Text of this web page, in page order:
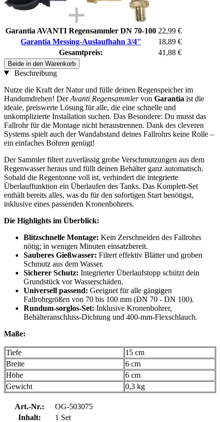
Garantia AVANTI Regensammler DN 70-100 22,99 €
Garantia Messing-Auslaufhahn 3/4''
18,89 €
Gesamtpreis:
41,88 €
Beide in den Warenkorb
Beschreibung
Nutze die Kraft der Natur und fülle deinen Regenspeicher im
Handumdrehen! DerAvanti Regensammlervon Garantia ist die
ideale, preiswerte Lösung für alle, die eine schnelle und
unkomplizierte Installation suchen. Das Besondere: Du musst das
Fallrohr für die Montage nicht heraustrennen. Dank des cleveren
Systems spielt auch der Wandabstand deines Fallrohrs keine Rolle –
ein einfaches Bohren genügt!
Der Sammler filtert zuverlässig grobe Verschmutzungen aus dem
Regenwasser heraus und füllt deinen Behälter ganz automatisch.
Sobald die Regentonne voll ist, verhindert die integrierte
Überlauffunktion ein Überlaufen des Tanks. Das Komplett-Set
enthält bereits alles, was du für den sofortigen Start benötigst,
inklusive eines passenden Kronenbohrers.
Die Highlights im Überblick:
Blitzschnelle Montage: Kein Zerschneiden des Fallrohrs
nötig; in wenigen Minuten einsatzbereit.
Sauberes Gießwasser: Filtert effektiv Blätter und groben
Schmutz aus dem Wasser.
Sicherer Schutz: Integrierter Überlaufstopp schützt dein
Grundstück vor Wasserschäden.
Universell passend: Geeignet für alle gängigen
Fallrohrgrößen von 70 bis 100 mm (DN 70 - DN 100).
Rundum-sorglos-Set: Inklusive Kronenbohrer,
Behälteranschluss-Dichtung und 400-mm-Flexschlauch.
Maße:
Tiefe
15 cm
Breite
6 cm
Höhe
6 cm
Gewicht
0,3 kg
Art.-Nr.:
OG-503075
Inhalt:
1 Set